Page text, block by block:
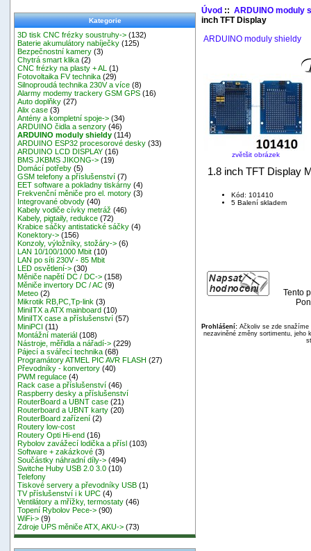
Kategorie
3D tisk CNC frézky soustruhy-> (132)
Baterie akumulátory nabíječky (125)
Bezpečnostní kamery (3)
Chytrá smart klika (2)
CNC frézky na plasty + AL
(1)
Fotovoltaika FV technika (29)
Silnoproudá technika 230V a více (8)
Alarmy modemy trackery GSM GPS (16)
Auto doplňky (27)
Alix case (3)
Antény a kompletní spoje-> (34)
ARDUINO čidla a senzory (46)
ARDUINO moduly shieldy (114)
ARDUINO ESP32 procesorové desky (33)
ARDUINO LCD DISPLAY (16)
BMS JKBMS JIKONG-> (19)
Domácí potřeby (5)
GSM telefony a příslušenství (7)
EET software a pokladny tiskárny (4)
Frekvenční měniče pro el. motory (3)
Integrované obvody (40)
Kabely vodiče cívky metráž (46)
Kabely, pigtaily, redukce (72)
Krabice sáčky antistatické sáčky (4)
Konektory-> (156)
Konzoly, výložníky, stožáry-> (6)
LAN 10/100/1000 Mbit (10)
LAN po síti 230V - 85 Mbit
LED osvětlení-> (30)
Měniče napětí DC / DC-> (158)
Měniče invertory DC / AC (9)
Meteo (2)
Mikrotik RB,PC,Tp-link (3)
MiniITX a ATX mainboard (10)
MiniITX case a příslušenství (57)
MiniPCI (11)
Montážní materiál (108)
Nástroje, měřidla a nářadí-> (229)
Pájecí a svářecí technika (68)
Programátory ATMEL PIC AVR FLASH (27)
Převodníky - konvertory (40)
PWM regulace (4)
Rack case a příslušenství (46)
Raspberry desky a příslušenství
RouterBoard a UBNT case (21)
Routerboard a UBNT karty (20)
RouterBoard zařízení (2)
Routery low-cost
Routery Opti Hi-end (16)
Rybolov zavážecí lodička a přísl (103)
Software + zakázkové (3)
Součástky náhradní díly-> (494)
Switche Huby USB 2.0 3.0 (10)
Telefony
Tiskové servery a převodníky USB (1)
TV příslušenství i k UPC (4)
Ventilátory a mřížky, termostaty (46)
Topení Rybolov Pece-> (90)
WiFi-> (9)
Zdroje UPS měniče ATX, AKU-> (73)
Úvod:: ARDUINO moduly
inch TFT Display
ARDUINO moduly shieldy
zvětšit obrázek
1.8 inch TFT Display
Kód: 101410
5 Balení skladem
Tento
Prohlášení:Ačkoliv se zde snažíme
nezaviněné změny sortimentu, jeho